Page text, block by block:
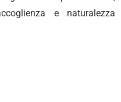
e naturalezza